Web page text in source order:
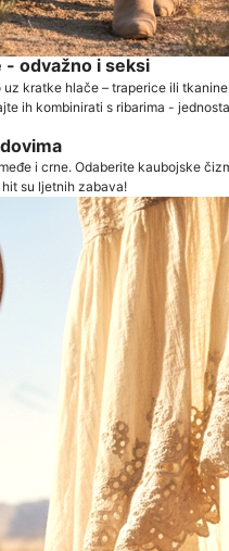
- odvažno i seksi
kratke hlače – traperice ili
ih kombinirati s ribarima -
i crne. Odaberite kaubojske
su ljetnih zabava!